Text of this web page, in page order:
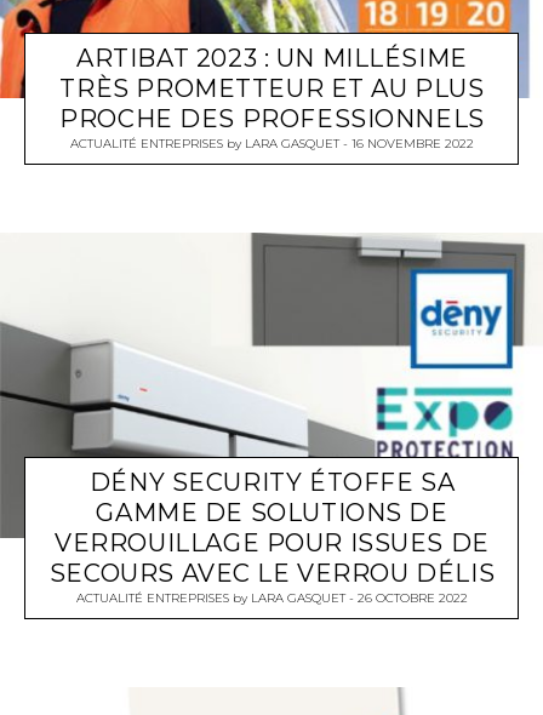
ARTIBAT 2023 : UN MILLÉSIME
TRÈS PROMETTEUR ET AU PLUS
PROCHE DES PROFESSIONNELS
ACTUALITÉ ENTREPRISES by LARA GASQUET 16 NOVEMBRE 2022
DÉNY SECURITY ÉTOFFE SA
GAMME DE SOLUTIONS DE
VERROUILLAGE POUR ISSUES DE
SECOURS AVEC LE VERROU DÉLIS
ACTUALITÉ ENTREPRISES by LARA GASQUET 26 OCTOBRE 2022